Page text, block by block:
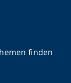
finden